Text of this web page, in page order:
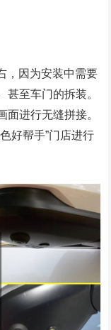
，因为安装中需要
甚至车门的拆装。
面进行无缝拼接。
好帮手”门店进行